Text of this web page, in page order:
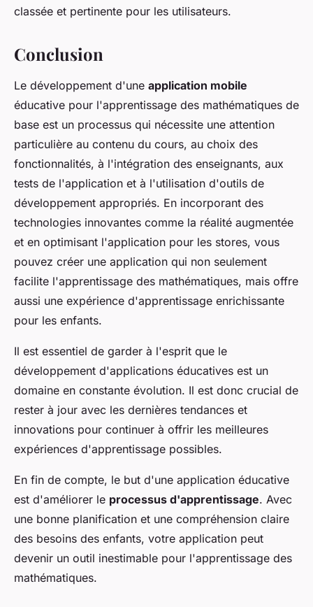
classée et pertinente pour les utilisateurs.
Conclusion
Le développement d'une application mobile
éducative pour l'apprentissage des mathématiques de
base est un processus qui nécessite une attention
particulière au contenu du cours, au choix des
fonctionnalités, à l'intégration des enseignants, aux
tests de l'application et à l'utilisation d'outils de
développement appropriés. En incorporant des
technologies innovantes comme la réalité augmentée
et en optimisant l'application pour les stores, vous
pouvez créer une application qui non seulement
facilite l'apprentissage des mathématiques, mais offre
aussi une expérience d'apprentissage enrichissante
pour les enfants.
Il est essentiel de garder à l'esprit que le
développement d'applications éducatives est un
domaine en constante évolution. Il est donc crucial de
rester à jour avec les dernières tendances et
innovations pour continuer à offrir les meilleures
expériences d'apprentissage possibles.
En fin de compte, le but d'une application éducative
est d'améliorer le processus d'apprentissage. Avec
une bonne planification et une compréhension claire
des besoins des enfants, votre application peut
devenir un outil inestimable pour l'apprentissage des
mathématiques.